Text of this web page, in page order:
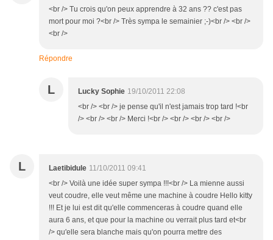
<br /> Tu crois qu'on peux apprendre à 32 ans ?? c'est pas
mort pour moi ?<br /> Très sympa le semainier ;-)<br /> <br />
<br />
Répondre
L Lucky Sophie 19/10/2011 22:08
<br /> <br /> je pense qu'il n'est jamais trop tard !<br
/> <br /> <br /> Merci !<br /> <br /> <br /> <br />
L Laetibidule 11/10/2011 09:41
<br /> Voilà une idée super sympa !!!<br /> La mienne aussi
veut coudre, elle veut même une machine à coudre Hello kitty
!!! Et je lui est dit qu'elle commenceras à coudre quand elle
aura 6 ans, et que pour la machine ou verrait plus tard et<br
/> qu'elle sera blanche mais qu'on pourra mettre des